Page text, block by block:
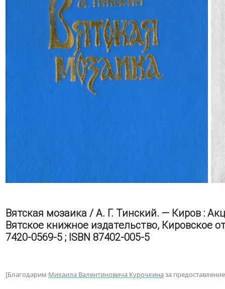
Вятская мозаика / А. Г. Тинский. — Киров :
Вятское книжное издательство, Кировское
7420-0569-5 ; ISBN 87402-005-5
[Благодарим Михаила Валентиновича Курочкиназа